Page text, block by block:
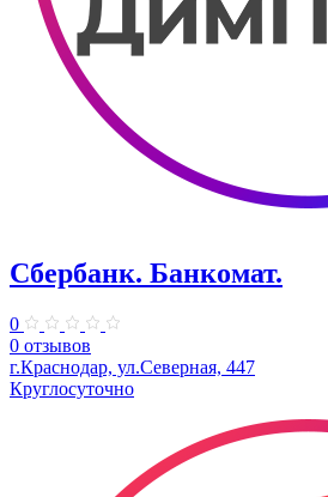
Сбербанк. Банкомат.
0
0 отзывов
г.Краснодар, ул.Северная, 447
Круглосуточно